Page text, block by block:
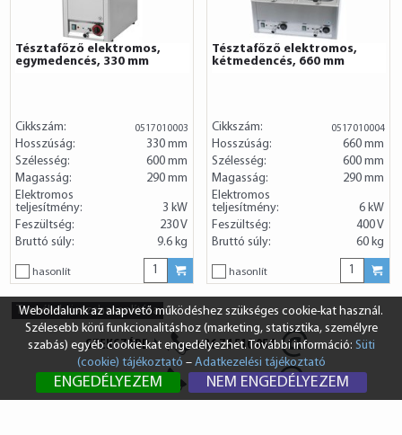
SZEKSZÁRD +36 74 510 054
info@vendi.hu
BUDAPEST +36 1 431 8687
Tésztafőző elektromos,
egymedencés, 330 mm
Cikkszám: 0517010003
Hosszúság:
330 mm
Szélesség:
600 mm
Magasság:
290 mm
Elektromos
teljesítmény:
3 kW
Feszültség:
230 V
Bruttó súly:
9.6 kg
hasonlít
Tésztafőző elektromos,
kétmedencés, 660 mm
Cikkszám: 0517010004
Hosszúság:
660 mm
Szélesség:
600 mm
Magasság:
290 mm
Elektromos
teljesítmény:
6 kW
Feszültség:
400 V
Bruttó súly:
60 kg
hasonlít
Termékek összehasonlítása
Weboldalunk az alapvető működéshez szükséges cookie-kat használ.
Szélesebb körű funkcionalitáshoz (marketing, statisztika, személyre
szabás) egyéb cookie-kat engedélyezhet. További információ: Süti
(cookie) tájékoztató – Adatkezelési tájékoztató
ENGEDÉLYEZEM NEM ENGEDÉLYEZEM